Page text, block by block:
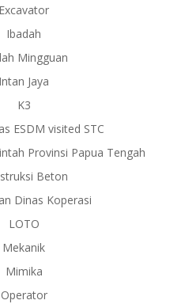
Excavator
Ibadah
Mingguan
Intan Jaya
K3
ESDM visited STC
Provinsi Papua Tengah
Beton
Dinas Koperasi
LOTO
Mekanik
Mimika
Operator